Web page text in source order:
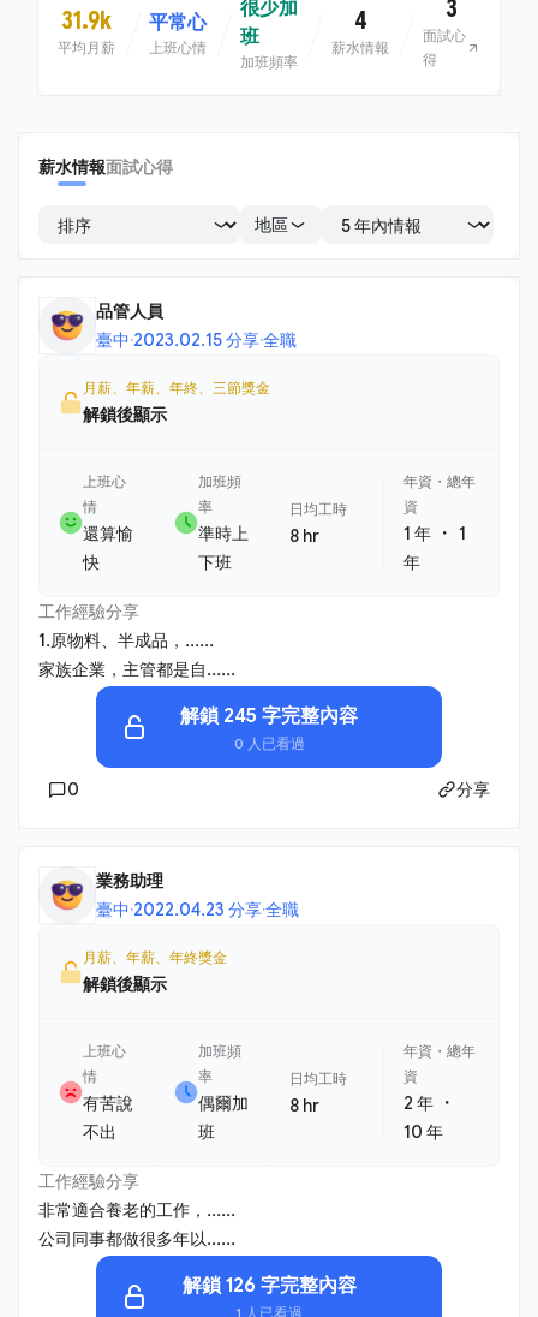
31.9k
平均月薪
平常心
上班心情
很少加
班
加班頻率
4
薪水情報
3
面試心
得
薪水情報面試心得
地區
品管人員
臺中·2023.02.15 分享·全職
月薪、年薪、年終、三節獎金
解鎖後顯示
上班心
情
還算愉
快
加班頻
率
準時上
下班
日均工時
8 hr
年資・總年
資
1 年 ・1
年
工作經驗分享
1.原物料、半成品，......
家族企業，主管都是自......
解鎖 245 字完整內容
0 人已看過
0 分享
業務助理
臺中·2022.04.23 分享·全職
月薪、年薪、年終獎金
解鎖後顯示
上班心
情
有苦說
不出
加班頻
率
偶爾加
班
日均工時
8 hr
年資・總年
資
2 年 ・
10 年
工作經驗分享
非常適合養老的工作，......
公司同事都做很多年以......
解鎖 126 字完整內容
1 人已看過